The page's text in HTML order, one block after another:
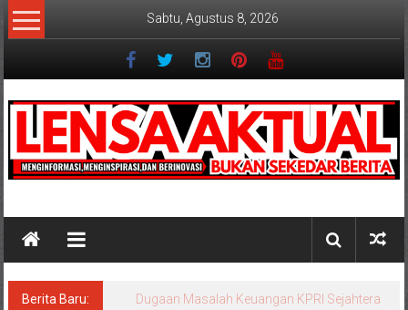
Lompat
ke
Sabtu, Agustus 8, 2026
Berita Baru:
Dugaan Masalah Keuangan KPRI Sejahtera